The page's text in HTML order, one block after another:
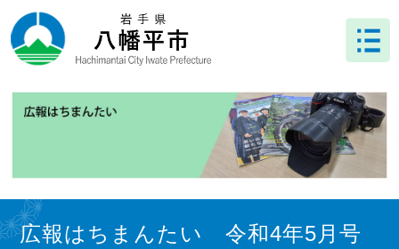
ー
ジ
ニ
ュ
文 広報はちまんたい 令和4年5月号